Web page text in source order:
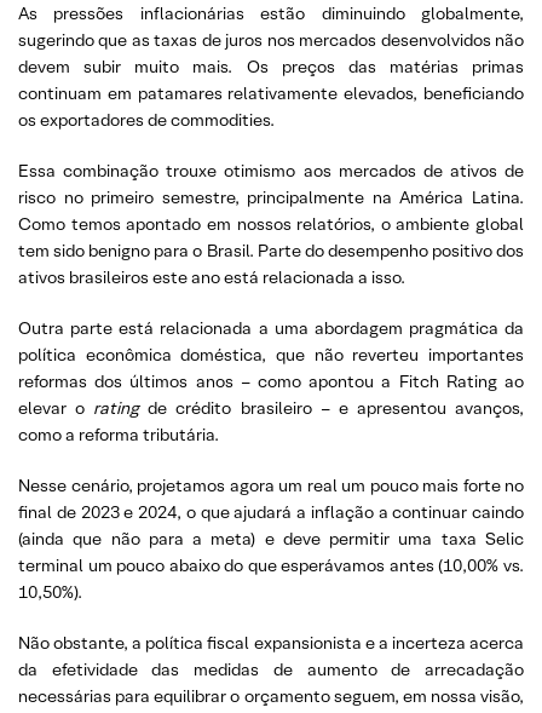
As pressões inflacionárias estão diminuindo globalmente,
sugerindo que as taxas de juros nos mercados desenvolvidos não
devem subir muito mais. Os preços das matérias primas
continuam em patamares relativamente elevados, beneficiando
os exportadores de commodities.
Essa combinação trouxe otimismo aos mercados de ativos de
risco no primeiro semestre, principalmente na América Latina.
Como temos apontado em nossos relatórios, o ambiente global
tem sido benigno para o Brasil. Parte do desempenho positivo dos
ativos brasileiros este ano está relacionada a isso.
Outra parte está relacionada a uma abordagem pragmática da
política econômica doméstica, que não reverteu importantes
reformas dos últimos anos – como apontou a Fitch Rating ao
elevar o ratingde crédito brasileiro – e apresentou avanços,
como a reforma tributária.
Nesse cenário, projetamos agora um real um pouco mais forte no
final de 2023 e 2024, o que ajudará a inflação a continuar caindo
(ainda que não para a meta) e deve permitir uma taxa Selic
terminal um pouco abaixo do que esperávamos antes (10,00% vs.
10,50%).
Não obstante, a política fiscal expansionista e a incerteza acerca
da efetividade das medidas de aumento de arrecadação
necessárias para equilibrar o orçamento seguem, em nossa visão,